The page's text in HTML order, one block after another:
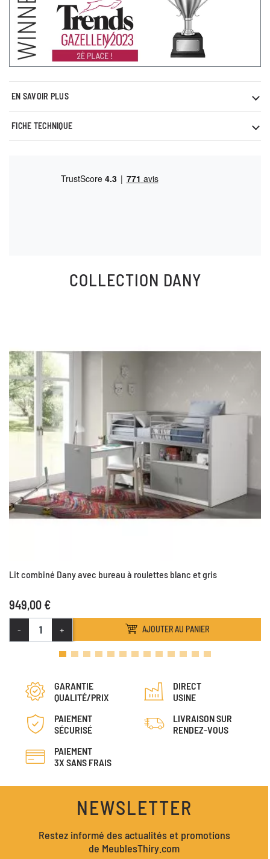
EN SAVOIR PLUS
FICHE TECHNIQUE
COLLECTION DANY
Lit combiné Dany avec bureau à roulettes blanc et gris
949,00 €
- + AJOUTER AU PANIER
GARANTIE
QUALITÉ/PRIX
DIRECT
USINE
PAIEMENT
SÉCURISÉ
LIVRAISON SUR
RENDEZ-VOUS
PAIEMENT
3X SANS FRAIS
NEWSLETTER
Restez informé des actualités et promotions
de MeublesThiry.com